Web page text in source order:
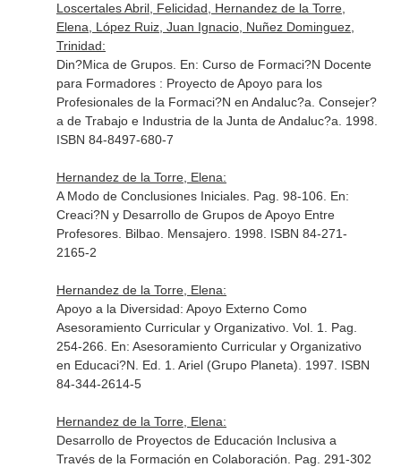
Loscertales Abril, Felicidad, Hernandez de la Torre,
Elena, López Ruiz, Juan Ignacio, Nuñez Dominguez,
Trinidad:
Din?Mica de Grupos. En: Curso de Formaci?N Docente
para Formadores : Proyecto de Apoyo para los
Profesionales de la Formaci?N en Andaluc?a . Consejer?
a de Trabajo e Industria de la Junta de Andaluc?a. 1998.
ISBN 84-8497-680-7
Hernandez de la Torre, Elena:
A Modo de Conclusiones Iniciales. Pag. 98-106. En:
Creaci?N y Desarrollo de Grupos de Apoyo Entre
Profesores. Bilbao. Mensajero. 1998. ISBN 84-271-
2165-2
Hernandez de la Torre, Elena:
Apoyo a la Diversidad: Apoyo Externo Como
Asesoramiento Curricular y Organizativo. Vol. 1. Pag.
254-266. En: Asesoramiento Curricular y Organizativo
en Educaci?N . Ed. 1. Ariel (Grupo Planeta). 1997. ISBN
84-344-2614-5
Hernandez de la Torre, Elena:
Desarrollo de Proyectos de Educación Inclusiva a
Través de la Formación en Colaboración. Pag. 291-302